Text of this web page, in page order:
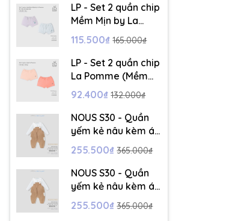
LP - Set 2 quần chip
Mềm Mịn by La
Pomme dễ chịu cả
ngày dài - Ghi - 12-
18M - SS26.T6A
115.500₫ 165.000₫
LP - Set 2 quần chip
La Pomme (Mềm
Mịn) - Hồng - 12-
18M - SS26.T6A
92.400₫ 132.000₫
NOUS S30 - Quần
yếm kẻ nâu kèm áo
dài tay màu trắng -
3-6M - SS26.T5C
255.500₫ 365.000₫
NOUS S30 - Quần
yếm kẻ nâu kèm áo
dài tay màu trắng -
6-9M - SS26.T5C
255.500₫ 365.000₫